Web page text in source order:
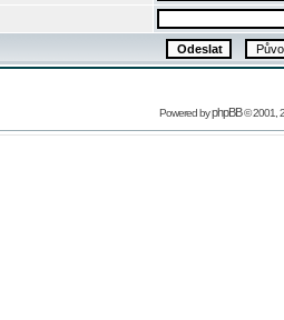
Powered byphpBB© 2001,